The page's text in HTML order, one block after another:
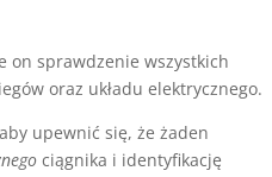
on sprawdzenie wszystkich
oraz układu elektrycznego.
upewnić się, że żaden
ciągnika i identyfikację